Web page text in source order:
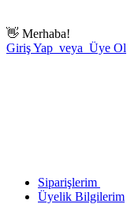
👋 Merhaba!
Giriş Yap veya Üye Ol
Siparişlerim
Üyelik Bilgilerim